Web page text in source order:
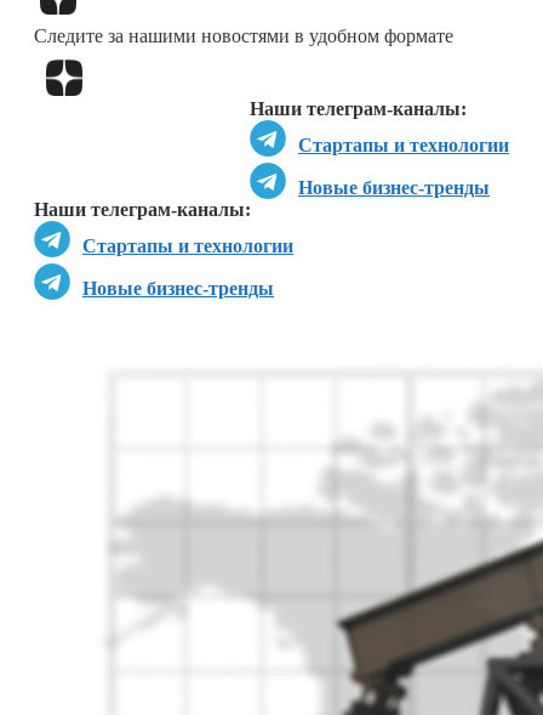
Следите за нашими новостями в удобном формате
Наши телеграм-каналы:
Стартапы и технологии
Новые бизнес-тренды
Наши телеграм-каналы:
Стартапы и технологии
Новые бизнес-тренды